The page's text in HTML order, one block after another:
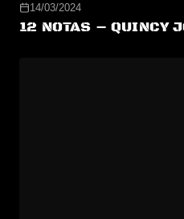
14/03/2024
12 NOTAS – QUINCY